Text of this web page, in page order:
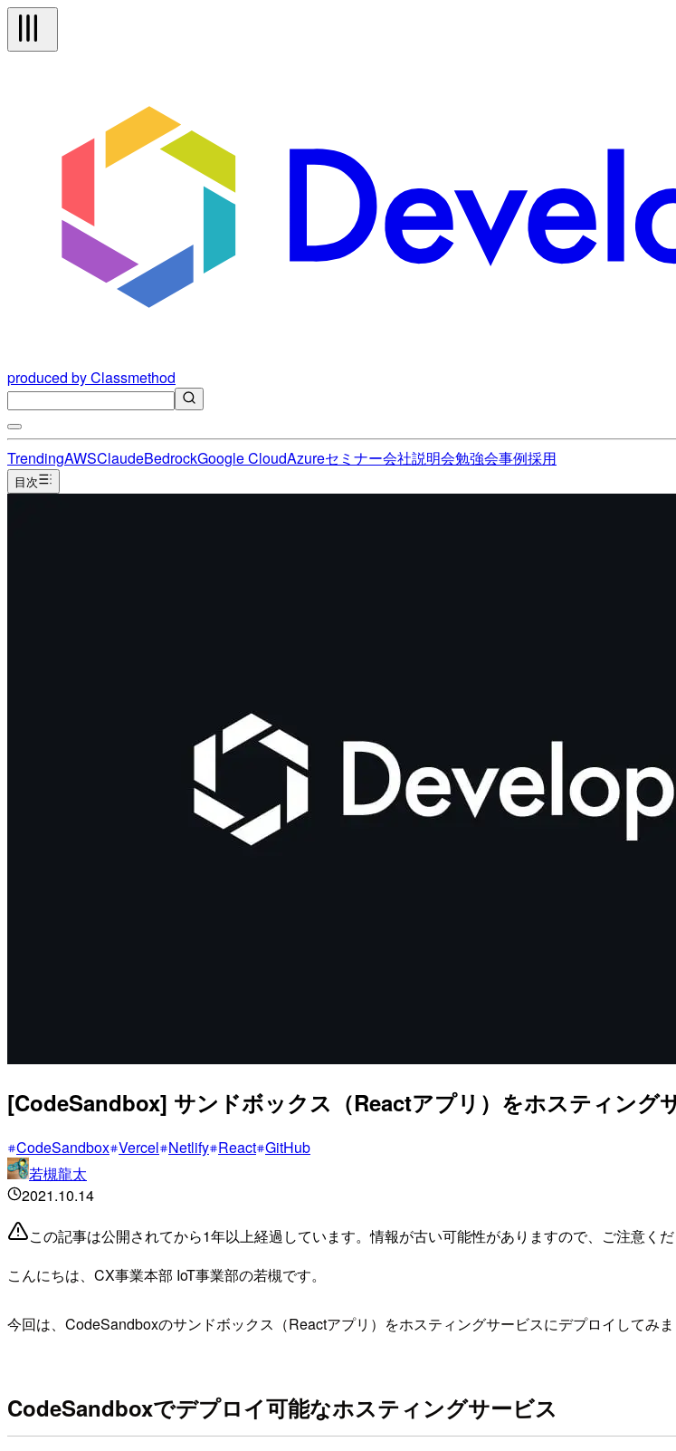
produced by Classmethod
TrendingAWSClaudeBedrockGoogle CloudAzureセミナー会社説明会勉強会事例採用
目次
[CodeSandbox] サンドボックス（Reactアプリ）をホスティング
CodeSandbox Vercel Netlify React GitHub
若槻龍太
2021.10.14
この記事は公開されてから1年以上経過しています。情報が古い可能性がありますので、ご注意くだ
こんにちは、CX事業本部 IoT事業部の若槻です。
今回は、CodeSandboxのサンドボックス（Reactアプリ）をホスティングサービスにデプロイしてみま
CodeSandboxでデプロイ可能なホスティングサービス